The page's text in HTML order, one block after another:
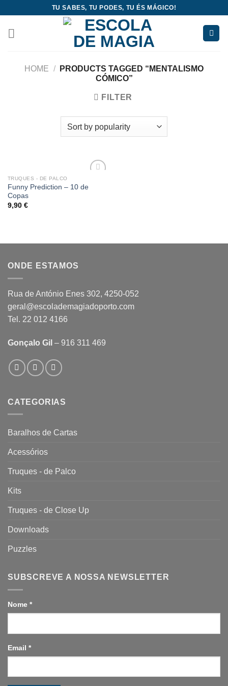
content
TU SABES, TU PODES, TU ÉS MÁGICO!
HOME /
PRODUCTS TAGGED “MENTALISMO
CÓMICO”
FILTER
TRUQUES - DE PALCO
Funny Prediction – 10 de
Copas
9,90 €
ONDE ESTAMOS
Rua de António Enes 302, 4250-052
geral@escolademagiadoporto.com
Tel. 22 012 4166
Gonçalo Gil – 916 311 469
CATEGORIAS
Baralhos de Cartas
Acessórios
Truques - de Palco
Kits
Truques - de Close Up
Downloads
Puzzles
SUBSCREVE A NOSSA NEWSLETTER
Nome *
Email *